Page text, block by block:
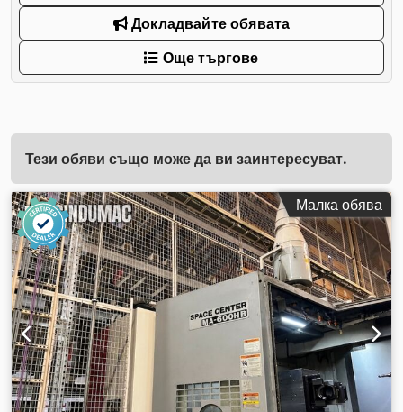
Докладвайте обявата
Още търгове
Тези обяви също може да ви заинтересуват.
Малка обява